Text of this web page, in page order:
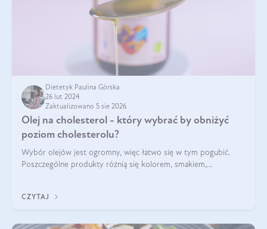
Dietetyk Paulina Górska
26 lut 2024
Zaktualizowano 5 sie 2026
Olej na cholesterol - który wybrać by obniżyć
poziom cholesterolu?
Wybór olejów jest ogromny, więc łatwo się w tym pogubić.
Poszczególne produkty różnią się kolorem, smakiem,
CZYTAJ